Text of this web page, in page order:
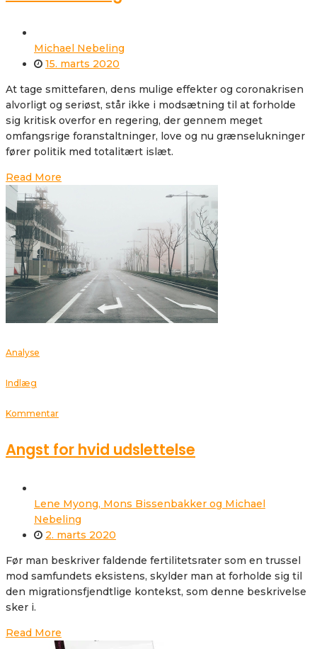
Michael Nebeling
15. marts 2020
At tage smittefaren, dens mulige effekter og coronakrisen
alvorligt og seriøst, står ikke i modsætning til at forholde
sig kritisk overfor en regering, der gennem meget
omfangsrige foranstaltninger, love og nu grænselukninger
fører politik med totalitært islæt.
Read More
Analyse
Indlæg
Kommentar
Angst for hvid udslettelse
Lene Myong, Mons Bissenbakker og Michael
Nebeling
2. marts 2020
Før man beskriver faldende fertilitetsrater som en trussel
mod samfundets eksistens, skylder man at forholde sig til
den migrationsfjendtlige kontekst, som denne beskrivelse
sker i.
Read More